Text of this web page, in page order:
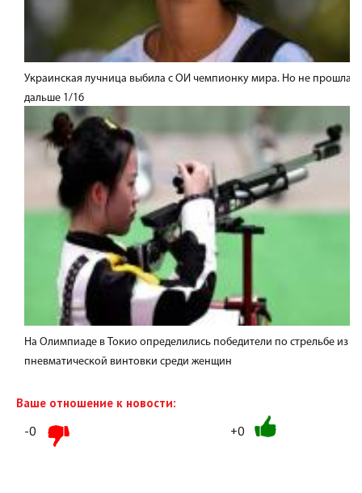
Украинская лучница выбила с ОИ чемпионку мира. Но не прошла
дальше 1/16
На Олимпиаде в Токио определились победители по стрельбе из
пневматической винтовки среди женщин
Ваше отношение к новости:
-0 +0